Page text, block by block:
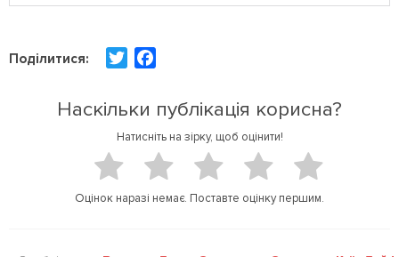
Поділитися:
t
t
e
b
o
k
Наскільки публікація корисна?
Натисніть на зірку, щоб оцінити!
Оцінок наразі немає. Поставте оцінку першим.